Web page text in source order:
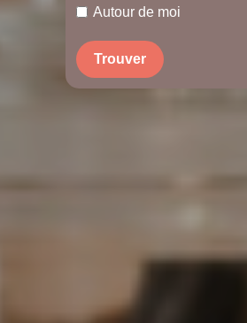
Autour de moi
Trouver